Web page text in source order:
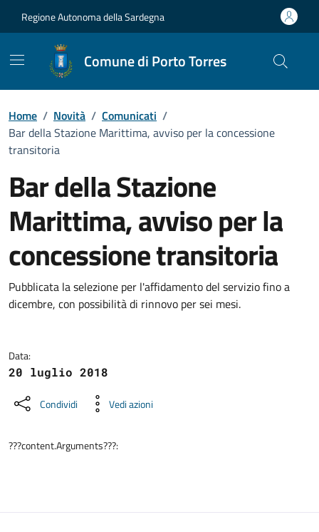
Regione Autonoma della Sardegna
Comune di Porto Torres
Home / Novità / Comunicati /
Bar della Stazione Marittima, avviso per la concessione
transitoria
Bar della Stazione
Marittima, avviso per la
concessione transitoria
Dettagli della notizia
Pubblicata la selezione per l'affidamento del servizio fino a
dicembre, con possibilità di rinnovo per sei mesi.
Data:
20 luglio 2018
Condividi Vedi azioni
???content.Arguments???: